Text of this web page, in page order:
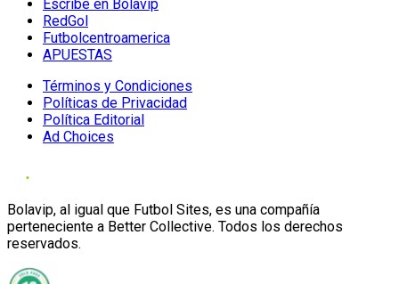
Escribe en Bolavip
RedGol
Futbolcentroamerica
APUESTAS
Términos y Condiciones
Políticas de Privacidad
Política Editorial
Ad Choices
Bolavip, al igual que Futbol Sites, es una compañía
perteneciente a Better Collective. Todos los derechos
reservados.